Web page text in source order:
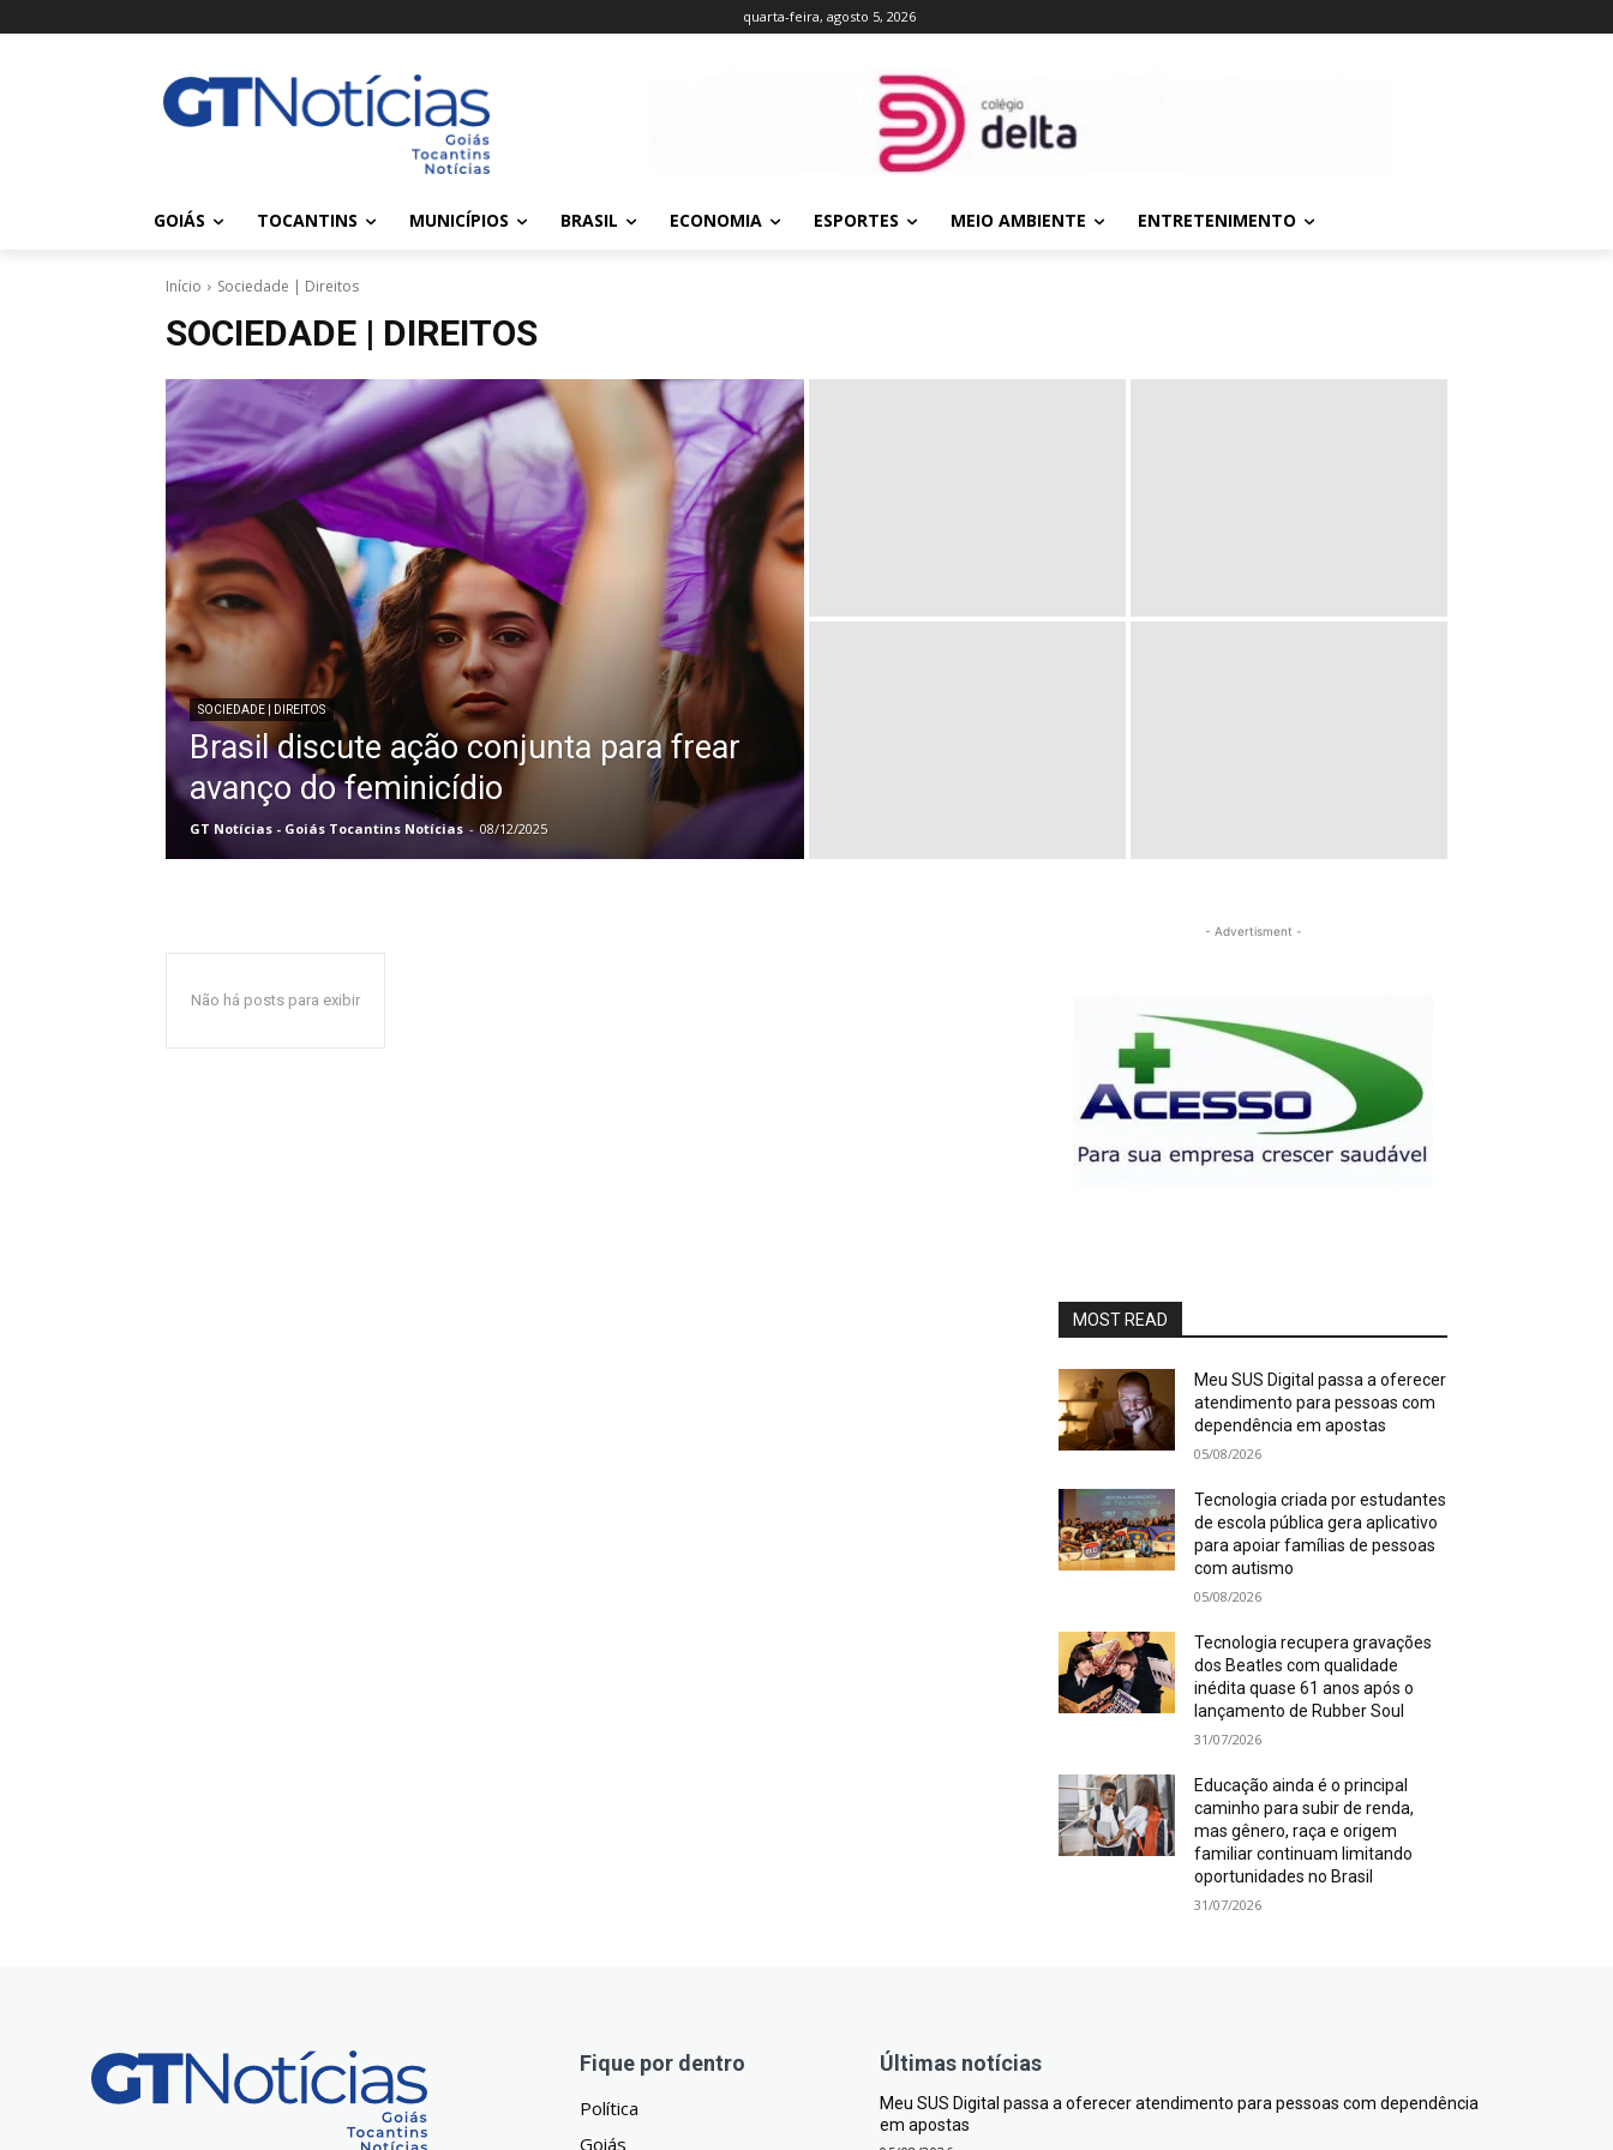
quarta-feira, agosto 5, 2026
GOIÁS TOCANTINS MUNICÍPIOS BRASIL ECONOMIA ESPORTES MEIO AMBIENTE ENTRETENIMENTO
Início Sociedade | Direitos
SOCIEDADE | DIREITOS
SOCIEDADE | DIREITOS
Brasil discute ação conjunta para frear
avanço do feminicídio
GT Notícias - Goiás Tocantins Notícias - 08/12/2025
Não há posts para exibir
- Advertisment -
MOST READ
Meu SUS Digital passa a oferecer
atendimento para pessoas com
dependência em apostas
05/08/2026
Tecnologia criada por estudantes
de escola pública gera aplicativo
para apoiar famílias de pessoas
com autismo
05/08/2026
Tecnologia recupera gravações
dos Beatles com qualidade
inédita quase 61 anos após o
lançamento de Rubber Soul
31/07/2026
Educação ainda é o principal
caminho para subir de renda,
mas gênero, raça e origem
familiar continuam limitando
oportunidades no Brasil
31/07/2026
Fique por dentro
Política
Goiás
Últimas notícias
Meu SUS Digital passa a oferecer atendimento para pessoas com dependência
em apostas